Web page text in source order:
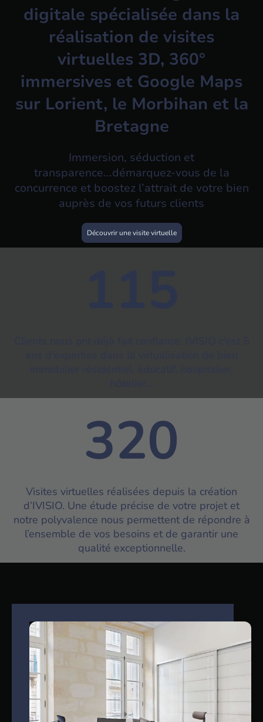
digitale spécialisée dans la
réalisation de visites
virtuelles 3D, 360°
immersives et Google Maps
sur Lorient, le Morbihan et la
Bretagne
Immersion, séduction et
transparence...démarquez-vous de la
concurrence et boostez l’attrait de votre bien
auprès de vos futurs clients
Découvrir une visite virtuelle
320
Visites virtuelles réalisées depuis la création
d’IVISIO. Une étude précise de votre projet et
notre polyvalence nous permettent de répondre à
l’ensemble de vos besoins et de garantir une
qualité exceptionnelle.